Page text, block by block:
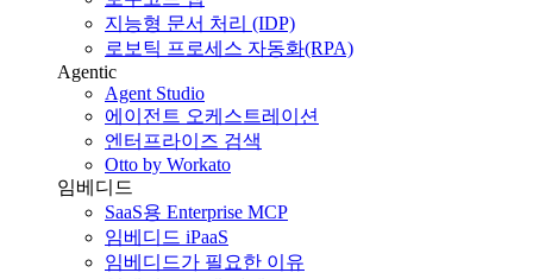
지능형 문서 처리 (IDP)
로보틱 프로세스 자동화(RPA)
Agentic
Agent Studio
에이전트 오케스트레이션
엔터프라이즈 검색
Otto by Workato
임베디드
SaaS용 Enterprise MCP
임베디드 iPaaS
임베디드가 필요한 이유